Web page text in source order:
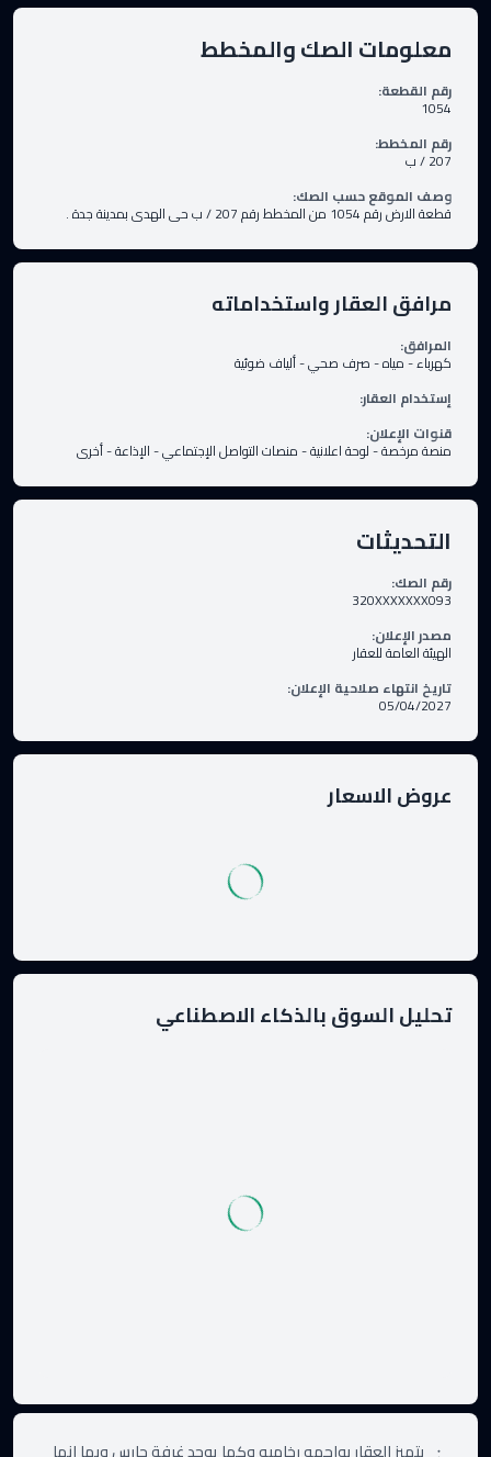
معلومات الصك والمخطط
رقم القطعة:
1054
رقم المخطط:
207 / ب
وصف الموقع حسب الصك:
قطعة الارض رقم 1054 من المخطط رقم 207 / ب حى الهدى بمدينة جدة .
مرافق العقار واستخداماته
المرافق:
كهرباء-مياه-صرف صحي-ألياف ضوئية
إستخدام العقار:
قنوات الإعلان:
منصة مرخصة-لوحة اعلانية-منصات التواصل الإجتماعي-الإذاعة-أخرى
التحديثات
رقم الصك:
320XXXXXXX093
مصدر الإعلان:
الهيئة العامة للعقار
تاريخ انتهاء صلاحية الإعلان:
05/04/2027
عروض الاسعار
تحليل السوق بالذكاء الاصطناعي